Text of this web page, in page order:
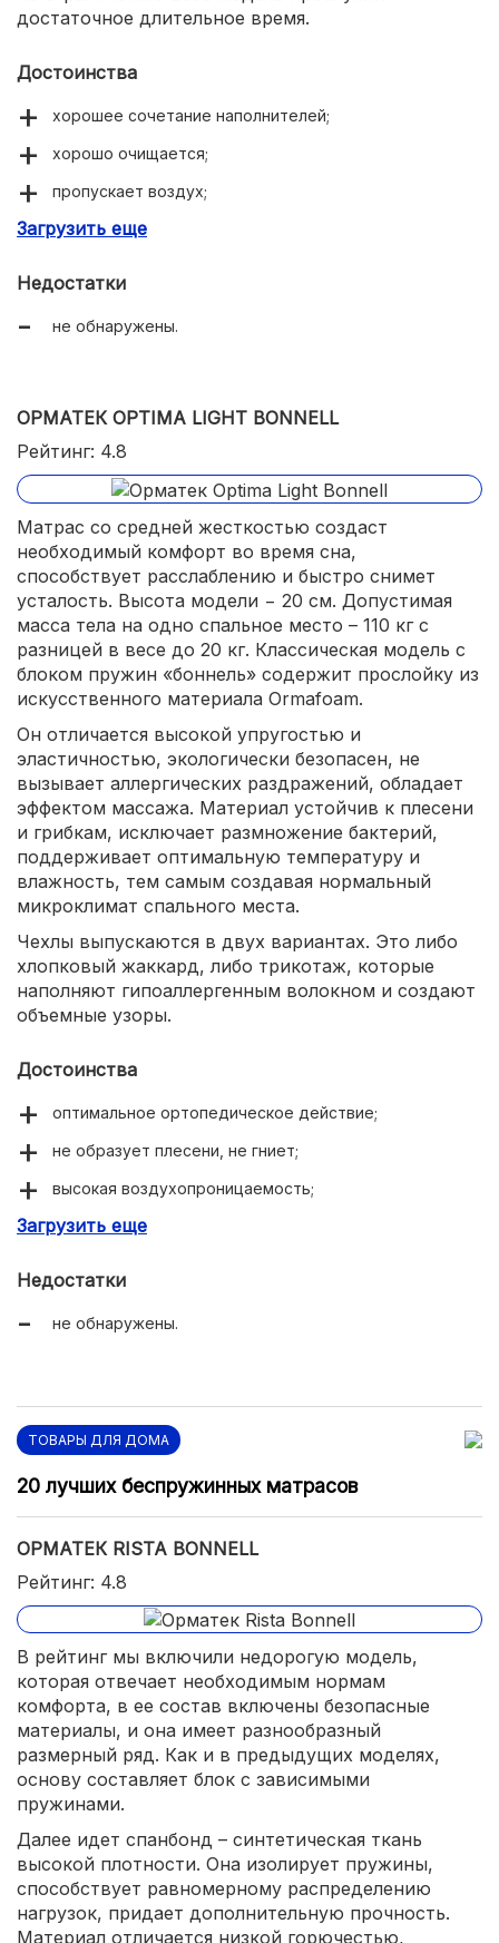
достаточное длительное время.
Достоинства
хорошее сочетание наполнителей;
хорошо очищается;
пропускает воздух;
безопасный состав;
Загрузить еще
Недостатки
не обнаружены.
ОРМАТЕК OPTIMA LIGHT BONNELL
Рейтинг: 4.8
Матрас со средней жесткостью создаст
необходимый комфорт во время сна,
способствует расслаблению и быстро снимет
усталость. Высота модели − 20 см. Допустимая
масса тела на одно спальное место – 110 кг с
разницей в весе до 20 кг. Классическая модель с
блоком пружин «боннель» содержит прослойку из
искусственного материала Ormafoam.
Он отличается высокой упругостью и
эластичностью, экологически безопасен, не
вызывает аллергических раздражений, обладает
эффектом массажа. Материал устойчив к плесени
и грибкам, исключает размножение бактерий,
поддерживает оптимальную температуру и
влажность, тем самым создавая нормальный
микроклимат спального места.
Чехлы выпускаются в двух вариантах. Это либо
хлопковый жаккард, либо трикотаж, которые
наполняют гипоаллергенным волокном и создают
объемные узоры.
Достоинства
оптимальное ортопедическое действие;
не образует плесени, не гниет;
высокая воздухопроницаемость;
безопасный наполнитель;
Загрузить еще
Недостатки
не обнаружены.
ТОВАРЫ ДЛЯ ДОМА
20 лучших беспружинных матрасов
ОРМАТЕК RISTA BONNELL
Рейтинг: 4.8
В рейтинг мы включили недорогую модель,
которая отвечает необходимым нормам
комфорта, в ее состав включены безопасные
материалы, и она имеет разнообразный
размерный ряд. Как и в предыдущих моделях,
основу составляет блок с зависимыми
пружинами.
Далее идет спанбонд – синтетическая ткань
высокой плотности. Она изолирует пружины,
способствует равномерному распределению
нагрузок, придает дополнительную прочность.
Материал отличается низкой горючестью,